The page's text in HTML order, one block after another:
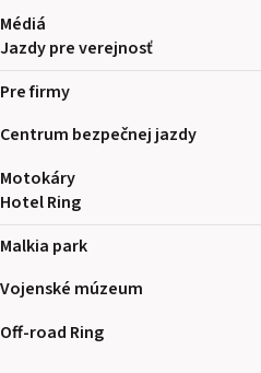
Médiá
Jazdy pre verejnosť
Pre firmy
Centrum bezpečnej jazdy
Motokáry
Hotel Ring
Malkia park
Vojenské múzeum
Off-road Ring